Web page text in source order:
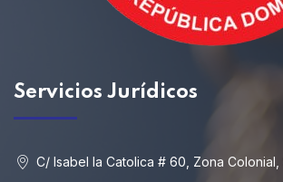
Servicios Jurídicos
C/ Isabel la Catolica # 60, Zona Colonial,